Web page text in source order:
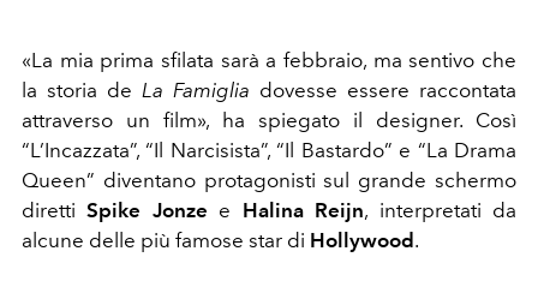
«La mia prima sfilata sarà a febbraio, ma sentivo che
la storia de La Famiglia dovesse essere raccontata
attraverso un film», ha spiegato il designer. Così
“L’Incazzata”, “Il Narcisista”, “Il Bastardo” e “La Drama
Queen” diventano protagonisti sul grande schermo
direttiSpike Jonze e Halina Reijn, interpretati da
alcune delle più famose star di Hollywood .